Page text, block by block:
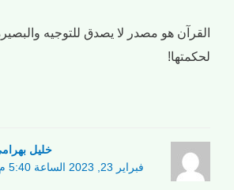
القرآن هو مصدر لا يصدق للتوجيه
لحكمتها!
خلیل
فبراير 23, 2023 الساعة 5:40 م